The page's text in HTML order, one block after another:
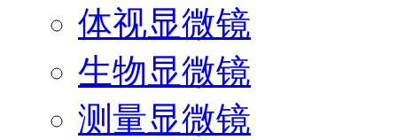
体视显微镜
生物显微镜
测量显微镜